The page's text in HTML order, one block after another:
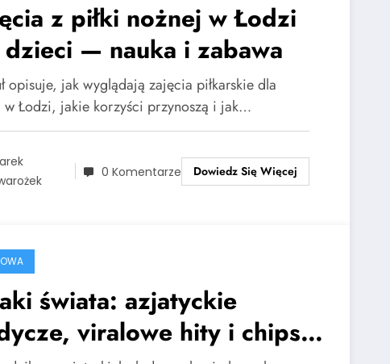
z piłki nożnej w Łodzi
— nauka i zabawa
opisuje, jak wyglądają zajęcia piłkarskie dla
Łodzi, jakie korzyści przynoszą i jak…
0 Komentarze Dowiedz Się Więcej
świata: azjatyckie
viralowe hity i chipsy